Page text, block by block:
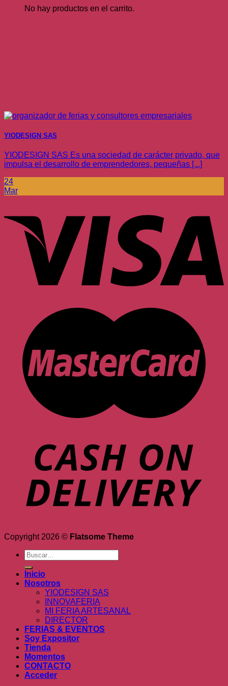
No hay productos en el carrito.
YIODESIGN SAS
YIODESIGN SAS Es una sociedad de carácter privado, que
impulsa el desarrollo de emprendedores, pequeñas [...]
24
Mar
Copyright 2026 © Flatsome Theme
Buscar
por:
Inicio
Nosotros
YIODESIGN SAS
INNOVAFERIA
MI FERIA ARTESANAL
DIRECTOR
FERIAS & EVENTOS
Soy Expositor
Tienda
Momentos
CONTACTO
Acceder